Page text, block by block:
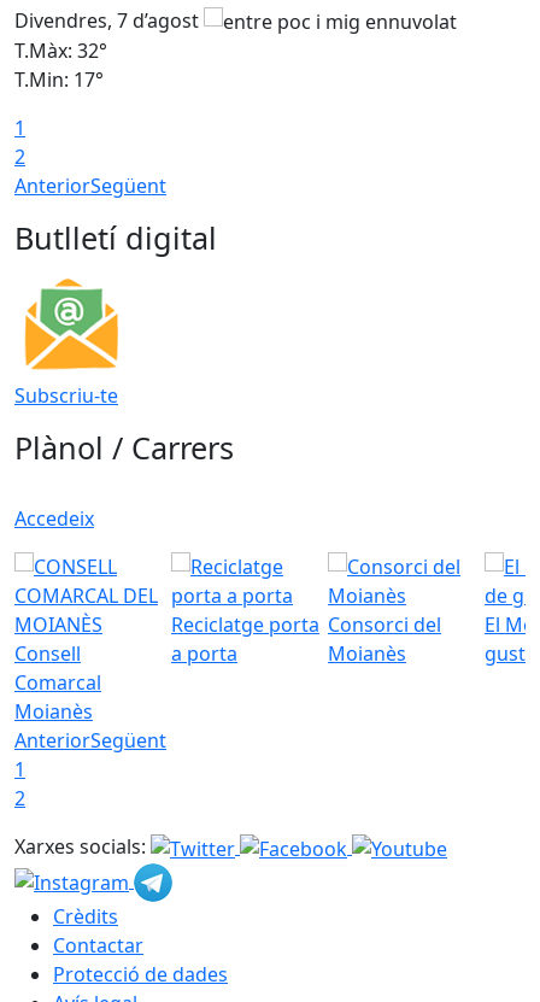
Divendres, 7 d’agost
T.Màx: 32°
T.Min: 17°
1
2
AnteriorSegüent
Butlletí digital
Subscriu-te
Plànol / Carrers
Accedeix
Consell
Comarcal
Moianès
Reciclatge porta
a porta
Consorci del
Moianès
El
gust
AnteriorSegüent
1
2
Xarxes socials:
Crèdits
Contactar
Protecció de dades